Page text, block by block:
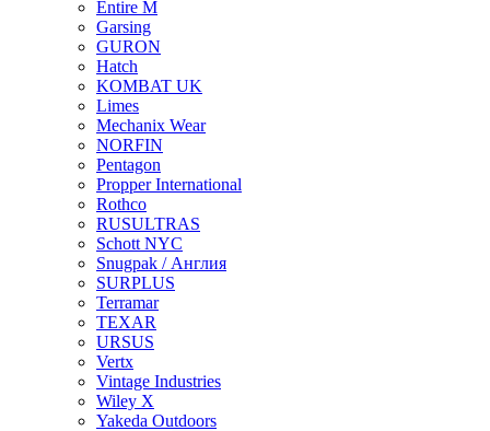
Entire M
Garsing
GURON
Hatch
KOMBAT UK
Limes
Mechanix Wear
NORFIN
Pentagon
Propper International
Rothco
RUSULTRAS
Schott NYC
Snugpak / Англия
SURPLUS
Terramar
TEXAR
URSUS
Vertx
Vintage Industries
Wiley X
Yakeda Outdoors